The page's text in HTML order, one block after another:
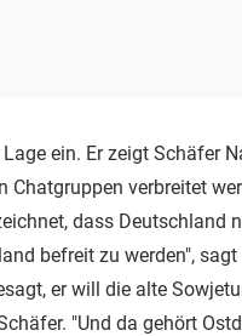
ein. Er zeigt Schäfer
Chatgruppen verbreitet
dass Deutschland
befreit zu werden", sagt
er will die alte
"Und da gehört